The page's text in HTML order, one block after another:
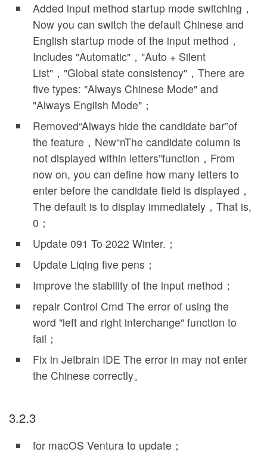
Added input method startup mode switching，
Now you can switch the default Chinese and
English startup mode of the input method，
Includes "Automatic"，"Auto + Silent
List"，"Global state consistency"，There are
five types: "Always Chinese Mode" and
"Always English Mode"；
Removed“Always hide the candidate bar”of
the feature，New“nThe candidate column is
not displayed within letters”function，From
now on, you can define how many letters to
enter before the candidate field is displayed，
The default is to display immediately，That is,
0；
Update 091 To 2022 Winter.；
Update Liqing five pens；
Improve the stability of the input method；
repair Control Cmd The error of using the
word "left and right interchange" function to
fail；
Fix in Jetbrain IDE The error in may not enter
the Chinese correctly。
3.2.3
for macOS Ventura to update；